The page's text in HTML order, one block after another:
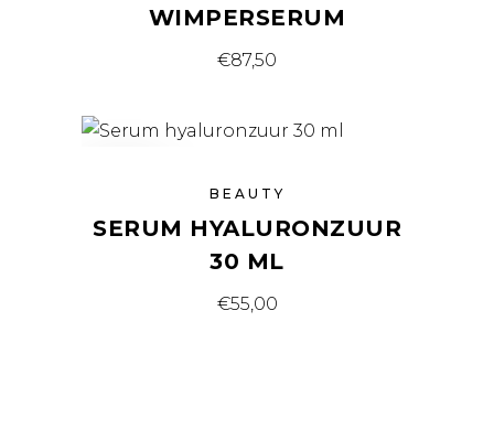
WIMPERSERUM
€87,50
BEAUTY
SERUM HYALURONZUUR
30 ML
€55,00